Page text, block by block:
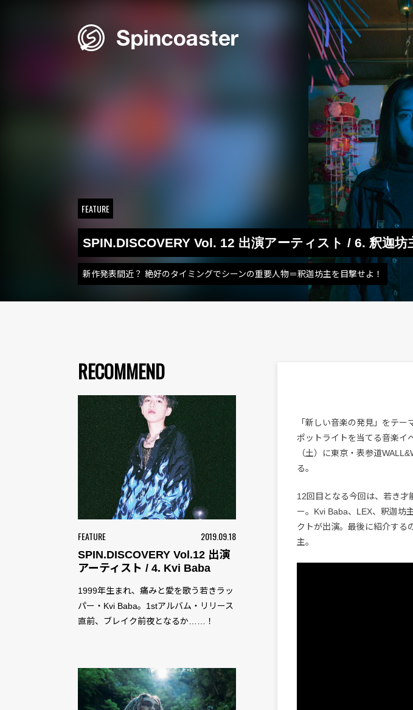
FEATURE
SPIN.DISCOVERY Vol. 12 出演アーティスト / 6. 釈迦坊
新作発表間近？ 絶好のタイミングでシーンの重要人物＝釈迦坊主を目撃せよ！
RECOMMEND
FEATURE 2019.09.18
SPIN.DISCOVERY Vol.12 出演
アーティスト / 4. Kvi Baba
1999年生まれ、痛みと愛を歌う若きラッ
パー・Kvi Baba。1stアルバム・リリース
直前、ブレイク前夜となるか……！
「新しい音楽の発見」をテ
ポットライトを当てる音楽イ
（土）に東京・表参道
る。
12回目となる今回は、若き才
ー。Kvi Baba、LEX、釈迦坊
クトが出演。最後に紹介する
主。